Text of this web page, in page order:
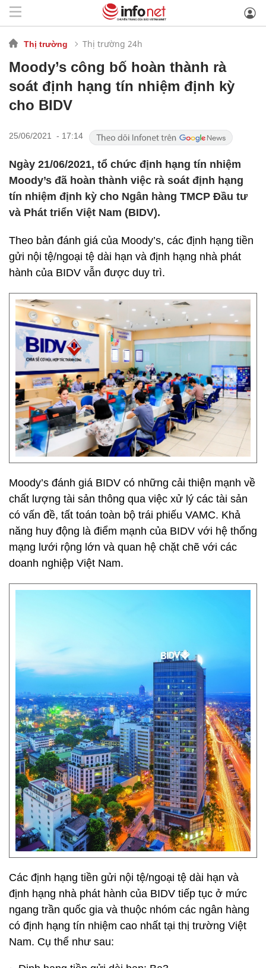
Thị trường Thị trường 24h
Moody’s công bố hoàn thành rà
soát định hạng tín nhiệm định kỳ
cho BIDV
25/06/2021 - 17:14
Ngày 21/06/2021, tổ chức định hạng tín nhiệm
Moody’s đã hoàn thành việc rà soát định hạng
tín nhiệm định kỳ cho Ngân hàng TMCP Đầu tư
và Phát triển Việt Nam (BIDV).
Theo bản đánh giá của Moody’s, các định hạng tiền
gửi nội tệ/ngoại tệ dài hạn và định hạng nhà phát
hành của BIDV vẫn được duy trì.
Moody’s đánh giá BIDV có những cải thiện mạnh về
chất lượng tài sản thông qua việc xử lý các tài sản
có vấn đề, tất toán toàn bộ trái phiếu VAMC. Khả
năng huy động là điểm mạnh của BIDV với hệ thống
mạng lưới rộng lớn và quan hệ chặt chẽ với các
doanh nghiệp Việt Nam.
Các định hạng tiền gửi nội tệ/ngoại tệ dài hạn và
định hạng nhà phát hành của BIDV tiếp tục ở mức
ngang trần quốc gia và thuộc nhóm các ngân hàng
có định hạng tín nhiệm cao nhất tại thị trường Việt
Nam. Cụ thể như sau: